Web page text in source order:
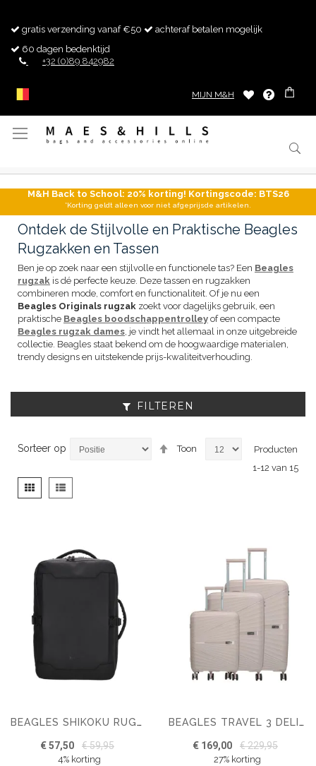
gratis verzending vanaf €50
achteraf betalen mogelijk
60 dagen bedenktijd
+32 (0)89 842982
MIJN M&H
Toggle
M&H Back to School: 20% korting! Kortingscode: BTS26
*Korting geldt alleen voor niet afgeprijsde artikelen.
Ontdek de Stijlvolle en Praktische Beagles
Rugzakken en Tassen
Ben je op zoek naar een stijlvolle en functionele tas? Een Beagles
rugzak is dé perfecte keuze. Deze tassen en rugzakken
combineren mode, comfort en functionaliteit. Of je nu een
Beagles Originals rugzak zoekt voor dagelijks gebruik, een
praktische Beagles boodschappentrolley of een compacte
Beagles rugzak dames, je vindt het allemaal in onze uitgebreide
collectie. Beagles staat bekend om de hoogwaardige materialen,
trendy designs en uitstekende prijs-kwaliteitverhouding.
FILTEREN
Sorteer op
Van
Toon
Producten
1-12 van 15
Tonen
als
Foto-
tabel
Lijst
BEAGLES SHIKOKU RUGZAK 15,6 INCH UNDERSEAT BAG
€ 57,50 € 59,95
4% korting
BEAGLES TRAVEL 3 DELIGE KOFFERSET HARDCASE
€ 169,00 € 229,95
27% korting